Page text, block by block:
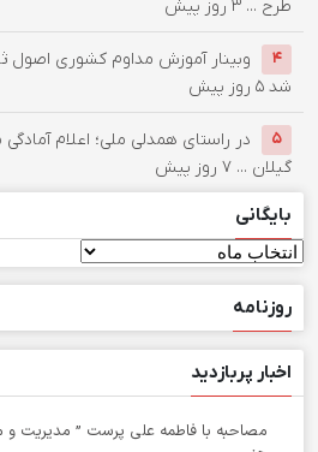
طرح ... ۳ روز پیش
۴
وبینار آموزش مداوم کشوری اصول
شد ۵ روز پیش
۵
در راستای همدلی ملی؛ اعلام
گیلان ... ۷ روز پیش
بایگانی
بایگانی
روزنامه
اخبار پربازدید
مصاحبه با فاطمه علی پرست ” مدیریت